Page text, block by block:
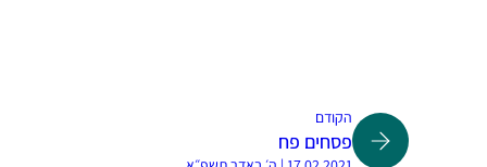
הקודם
פסחים פח